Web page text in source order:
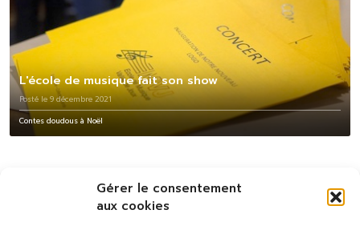
Gérer le consentement
aux cookies
L'école de musique fait son show
Posté le 9 décembre 2021
Contes doudous à Noël